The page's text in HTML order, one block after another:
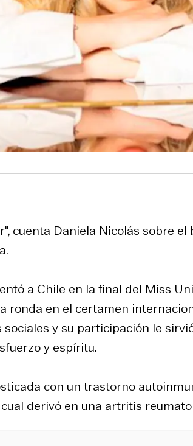
cuenta Daniela Nicolás sobre
a Chile en la final del Miss
ronda en el certamen
sociales y su participación le
y espíritu.
con un trastorno
derivó en una artritis